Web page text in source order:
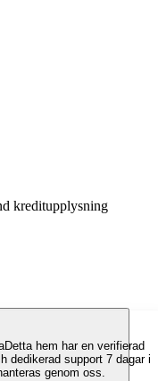
kreditupplysning
Detta hem har en verifierad
dedikerad support 7 dagar i
genom oss.